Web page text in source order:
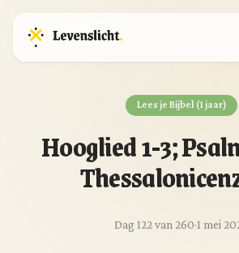
Lees je Bijbel (1 jaar)
Hooglied 1-3;
Dag 122 van 260·1 mei